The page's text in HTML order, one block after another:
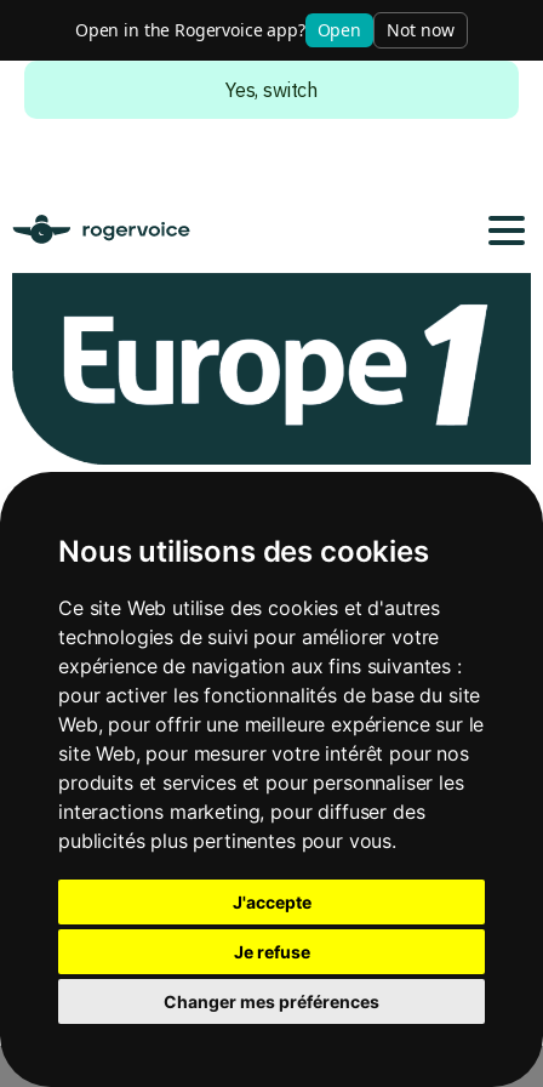
Nous utilisons des cookies
Ce site Web utilise des cookies et d'autres
technologies de suivi pour améliorer votre
expérience de navigation aux fins suivantes :
pour activer les fonctionnalités de base du site
Web, pour offrir une meilleure expérience sur le
site Web, pour mesurer votre intérêt pour nos
produits et services et pour personnaliser les
interactions marketing, pour diffuser des
publicités plus pertinentes pour vous.
J'accepte
Je refuse
Changer mes préférences
Do you want to switch to the english version?
Yes, switch
Téléchargez
Tous droits réservés Rogervoice
légales
confidentialité
Open in the Rogervoice app? Open Not now